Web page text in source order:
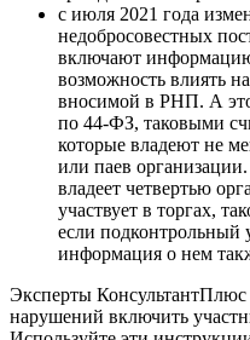
с июля 2021 года
недобросовестных
включают
возможность влиять
вносимой в РНП. А
по 44-ФЗ, таковыми
которые владеют не
или паев
владеет четвертью
участвует в торгах,
если подконтрольный
информация о нем
Эксперты КонсультантПлюс
нарушений включить